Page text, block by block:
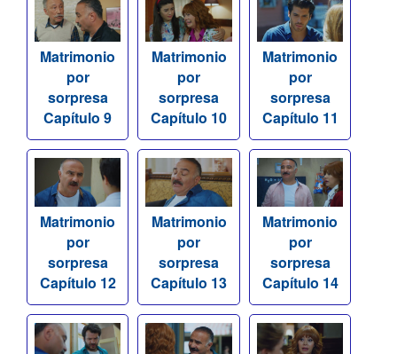
Matrimonio
por
sorpresa
Capítulo 9
Matrimonio
por
sorpresa
Capítulo 10
Matrimonio
por
sorpresa
Capítulo 11
Matrimonio
por
sorpresa
Capítulo 12
Matrimonio
por
sorpresa
Capítulo 13
Matrimonio
por
sorpresa
Capítulo 14